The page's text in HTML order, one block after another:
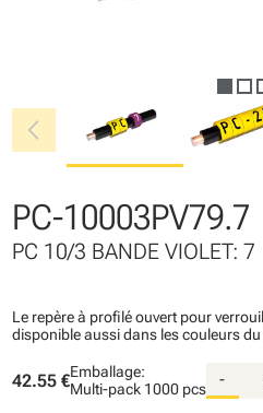
chevron_left
PC-10003PV79.7
PC 10/3 BANDE VIOLET: 7
Le repère à profilé ouvert pour
disponible aussi dans les couleurs du
42.55 €Emballage:
Multi-pack 1000 pcs
-